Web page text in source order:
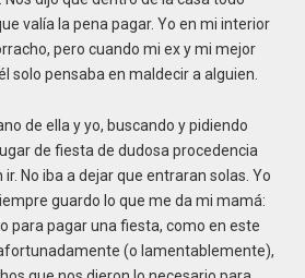
valía la pena pagar. Yo en mi interior
pero cuando mi ex y mi mejor
solo pensaba en maldecir a alguien.
de ella y yo, buscando y pidiendo
de fiesta de dudosa procedencia
No iba a dejar que entraran solas. Yo
guardo lo que me da mi mamá:
para pagar una fiesta, como en este
(o lamentablemente),